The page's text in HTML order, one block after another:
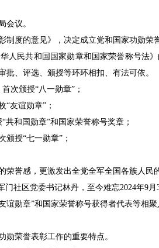
会议。
度的意见》，决定成立党和国家功勋荣
人民共和国国家勋章和国家荣誉称号法
、评选、颁授等环环相扣、有法可依。
次颁授“八一勋章”；
“友谊勋章”；
共和国勋章”和国家荣誉称号奖章；
颁授“七一勋章”；
誉感，更激发出全党全军全国各族人民
社区党委书记林丹，至今难忘2024年9
谊勋章”和国家荣誉称号获得者代表等
荣誉表彰工作的重要特点。